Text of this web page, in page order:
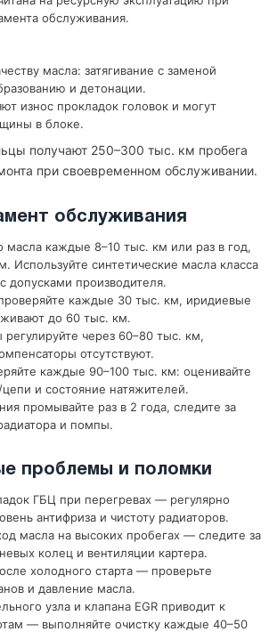
обслуживания.
масла: затягивание с заменой
и детонации.
износ прокладок головок и могут
в блоке.
получают 250–300 тыс. км пробега
при своевременном обслуживании.
обслуживания
масла каждые 8–10 тыс. км или раз в год,
Используйте синтетические масла класса
допусками производителя.
каждые 30 тыс. км, иридиевые
до 60 тыс. км.
регулируйте через 60–80 тыс. км,
отсутствуют.
каждые 90–100 тыс. км: оценивайте
и состояние натяжителей.
промывайте раз в 2 года, следите за
и помпы.
проблемы и поломки
ГБЦ при перегревах — регулярно
антифриза и чистоту радиаторов.
масла на высоких пробегах — следите за
колец и вентиляции картера.
холодного старта — проверьте
и давление масла.
узла и клапана EGR приводит к
— выполняйте очистку каждые 40–50